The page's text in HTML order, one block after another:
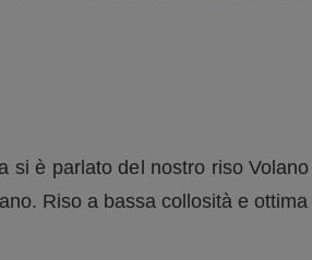
si è parlato del nostro riso
Riso a bassa collosità e